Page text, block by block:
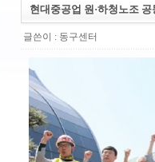
현대중공업 원·하청노조
글쓴이 : 동구센터